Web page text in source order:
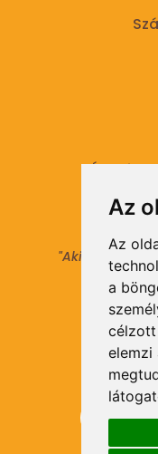
Az
Az
a
célzott
elemzi
"Aki másokat
©